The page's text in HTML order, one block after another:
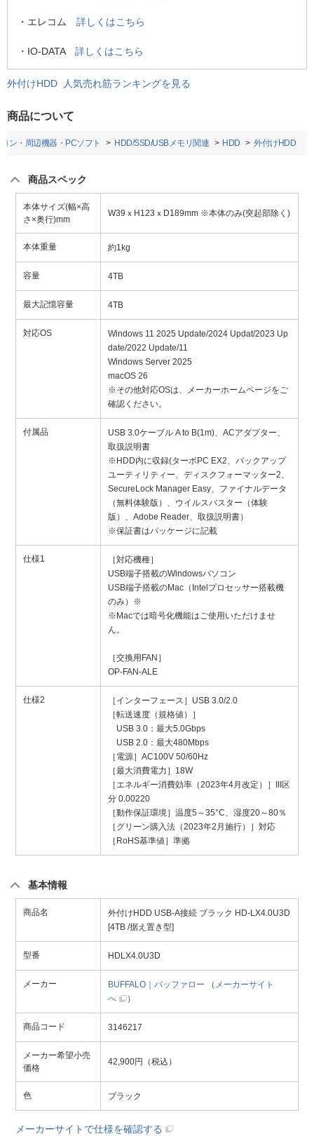
・エレコム 詳しくはこちら
・IO-DATA 詳しくはこちら
外付けHDD 人気売れ筋ランキングを見る
商品について
ン・周辺機器・PCソフト HDD/SSD/USBメモリ関連 HDD 外付けHDD
商品スペック
本体サイズ(幅×高
さ×奥行)mm
W39ｘH123ｘD189mm ※本体のみ(突起部除く)
本体重量 約1kg
容量 4TB
最大記憶容量 4TB
対応OS
Windows 11 2025 Update/2024 Updat/2023 Up
date/2022 Update/11
Windows Server 2025
macOS 26
※その他対応OSは、メーカーホームページをご
確認ください。
付属品
USB 3.0ケーブル A to B(1m)、ACアダプター、
取扱説明書
※HDD内に収録(ターボPC EX2、バックアップ
ユーティリティー、ディスクフォーマッター2、
SecureLock Manager Easy、ファイナルデータ
（無料体験版）、ウイルスバスター（体験
版）、Adobe Reader、取扱説明書）
※保証書はパッケージに記載
仕様1
［対応機種］
USB端子搭載のWindowsパソコン
USB端子搭載のMac（Intelプロセッサー搭載機
のみ）※
※Macでは暗号化機能はご使用いただけませ
ん。
［交換用FAN］
OP-FAN-ALE
仕様2
［インターフェース］USB 3.0/2.0
［転送速度（規格値）］
USB 3.0：最大5.0Gbps
USB 2.0：最大480Mbps
［電源］AC100V 50/60Hz
［最大消費電力］18W
［エネルギー消費効率（2023年4月改定）］III区
分 0.00220
［動作保証環境］温度5～35°C、湿度20～80％
［グリーン購入法（2023年2月施行）］対応
［RoHS基準値］準拠
基本情報
商品名
外付けHDD USB-A接続 ブラック HD-LX4.0U3D
[4TB /据え置き型]
型番 HDLX4.0U3D
メーカー BUFFALO｜バッファロー （ メーカーサイト
へ
）
商品コード 3146217
メーカー希望小売
価格
42,900円（税込）
色 ブラック
メーカーサイトで仕様を確認する